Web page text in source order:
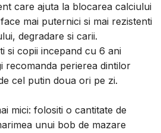
care ajuta la blocarea calciului
mai puternici si mai rezistenti
degradare si carii.
si copii incepand cu 6 ani
recomanda perierea dintilor
cel putin doua ori pe zi.
mici: folositi o cantitate de
unui bob de mazare